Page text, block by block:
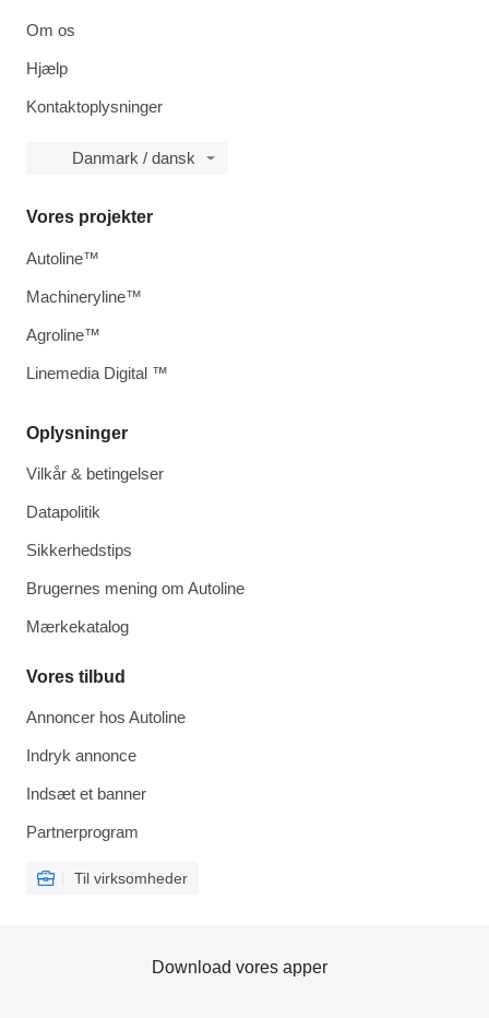
Om os
Hjælp
Kontaktoplysninger
Danmark / dansk
Oplysninger
Vilkår & betingelser
Datapolitik
Sikkerhedstips
Brugernes mening om Autoline
Mærkekatalog
Vores tilbud
Annoncer hos Autoline
Indryk annonce
Indsæt et banner
Partnerprogram
Til virksomheder
Vores projekter
Autoline™
Machineryline™
Agroline™
Linemedia Digital ™
Download vores apper